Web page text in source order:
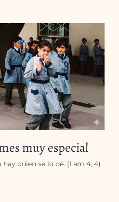
muy especial
quien se lo dé. (Lam 4, 4)